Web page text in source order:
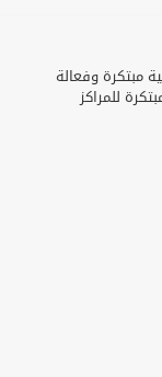
وفعالة